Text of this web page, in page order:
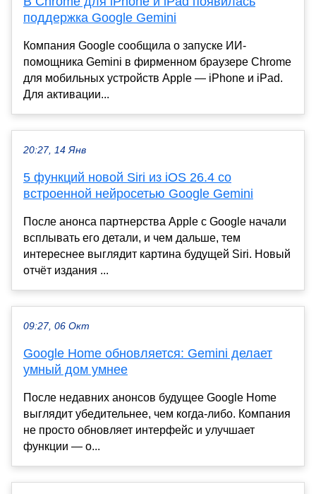
поддержка Google Gemini
Компания Google сообщила о запуске ИИ-
помощника Gemini в фирменном браузере Chrome
для мобильных устройств Apple — iPhone и iPad.
Для активации...
20:27, 14 Янв
5 функций новой Siri из iOS 26.4 со
встроенной нейросетью Google Gemini
После анонса партнерства Apple с Google начали
всплывать его детали, и чем дальше, тем
интереснее выглядит картина будущей Siri. Новый
отчёт издания ...
09:27, 06 Окт
Google Home обновляется: Gemini делает
умный дом умнее
После недавних анонсов будущее Google Home
выглядит убедительнее, чем когда-либо. Компания
не просто обновляет интерфейс и улучшает
функции — о...